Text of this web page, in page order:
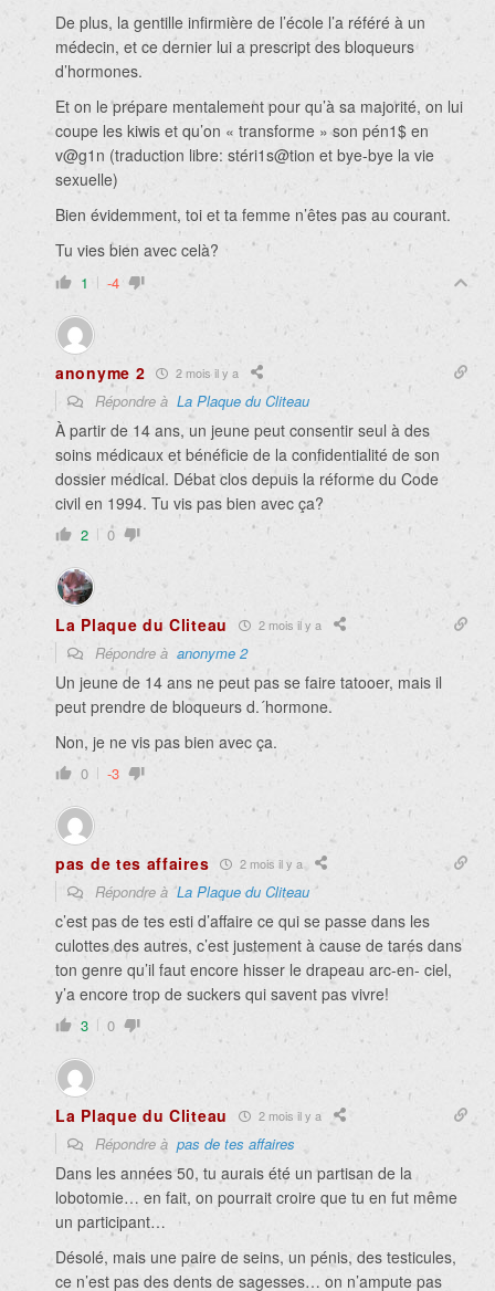
De plus, la gentille infirmière de l’école l’a référé à un
médecin, et ce dernier lui a prescript des bloqueurs
d’hormones.
Et on le prépare mentalement pour qu’à sa majorité, on lui
coupe les kiwis et qu’on « transforme » son pén1$ en
v@g1n (traduction libre: stéri1s@tion et bye-bye la vie
sexuelle)
Bien évidemment, toi et ta femme n’êtes pas au courant.
Tu vies bien avec celà?
1 -4
anonyme 2 2 mois il y a
Répondre à La Plaque du Cliteau
À partir de 14 ans, un jeune peut consentir seul à des
soins médicaux et bénéficie de la confidentialité de son
dossier médical. Débat clos depuis la réforme du Code
civil en 1994. Tu vis pas bien avec ça?
2 0
La Plaque du Cliteau 2 mois il y a
Répondre à anonyme 2
Un jeune de 14 ans ne peut pas se faire tatooer, mais il
peut prendre de bloqueurs d.´hormone.
Non, je ne vis pas bien avec ça.
0 -3
pas de tes affaires 2 mois il y a
Répondre àLa Plaque du Cliteau
c’est pas de tes esti d’affaire ce qui se passe dans les
culottes des autres, c’est justement à cause de tarés dans
ton genre qu’il faut encore hisser le drapeau arc-en- ciel,
y’a encore trop de suckers qui savent pas vivre!
3 0
La Plaque du Cliteau 2 mois il y a
Répondre à pas de tes affaires
Dans les années 50, tu aurais été un partisan de la
lobotomie… en fait, on pourrait croire que tu en fut même
un participant…
Désolé, mais une paire de seins, un pénis, des testicules,
ce n’est pas des dents de sagesses… on n’ampute pas